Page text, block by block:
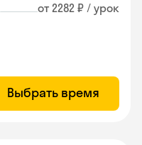
от 2282 ₽ / урок
Выбрать время